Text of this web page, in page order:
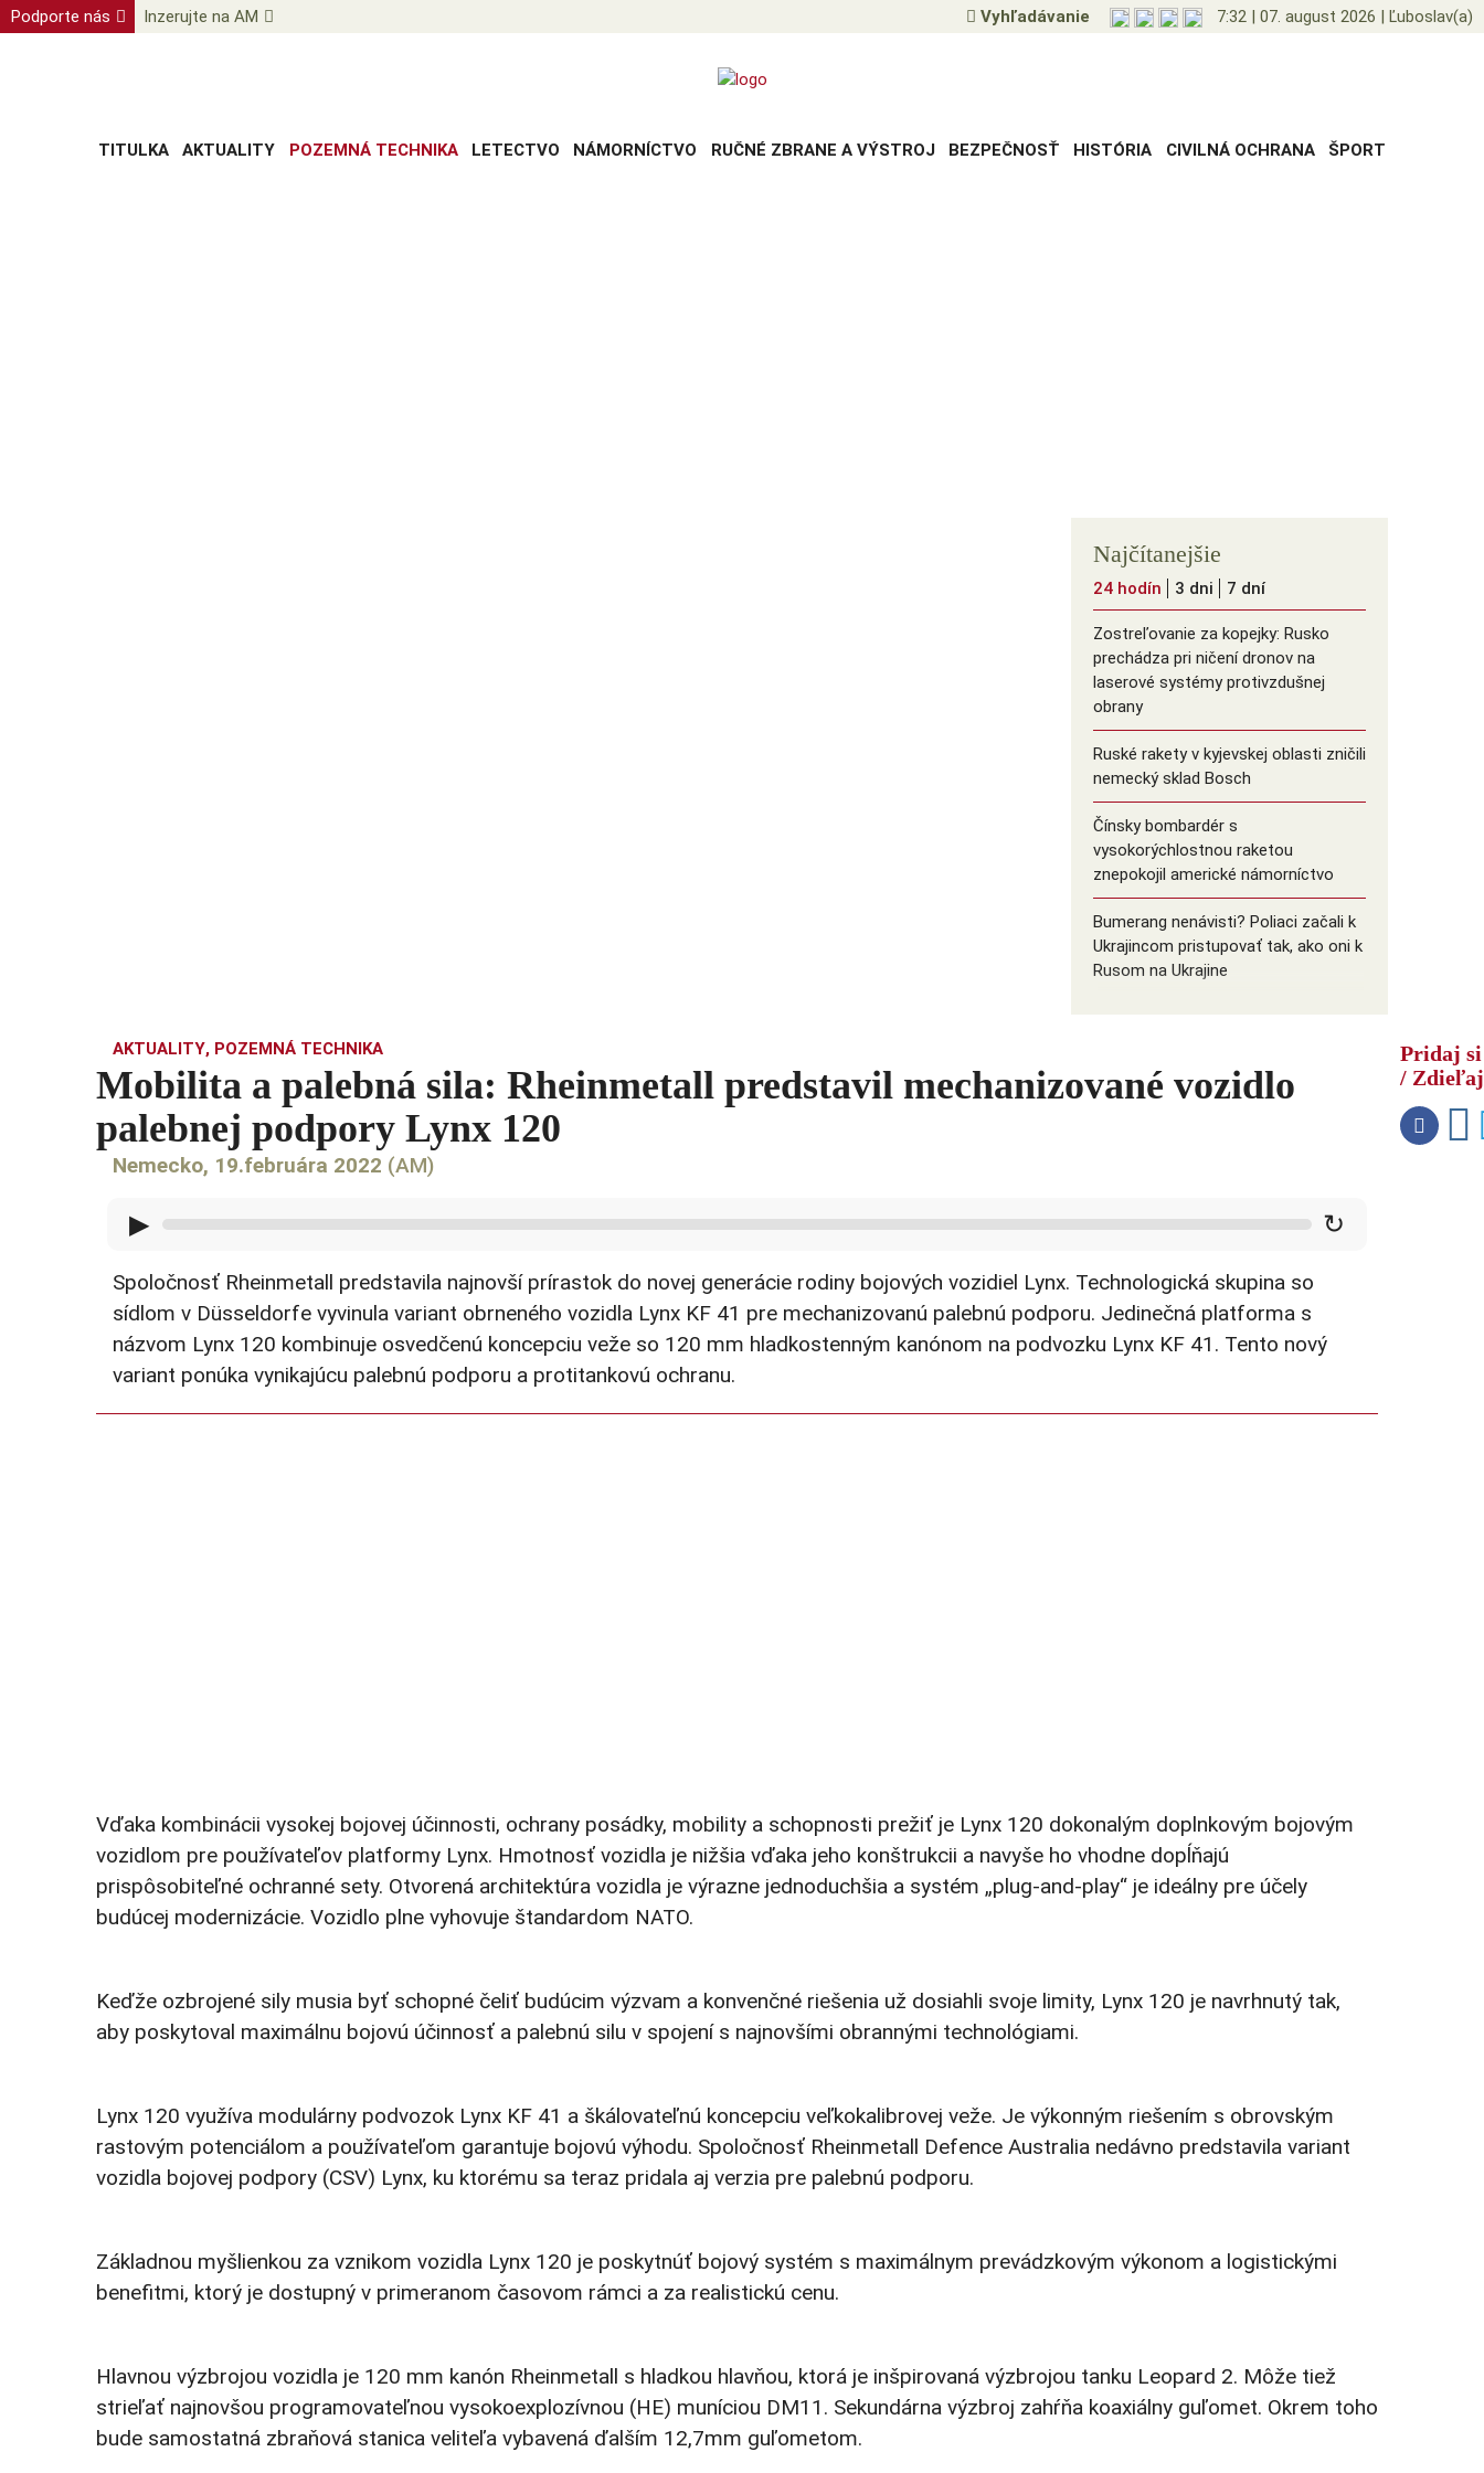
Podporte nás Inzerujte na AM Vyhľadávanie 7:32 | 07. august 2026 | Ľuboslav(a)
TITULKA AKTUALITY POZEMNÁ TECHNIKA LETECTVO NÁMORNÍCTVO RUČNÉ ZBRANE A VÝSTROJ BEZPEČNOSŤ HISTÓRIA CIVILNÁ OCHRANA ŠPORT
Najčítanejšie
24 hodín 3 dni 7 dní
Zostreľovanie za kopejky: Rusko
prechádza pri ničení dronov na
laserové systémy protivzdušnej
obrany
Ruské rakety v kyjevskej oblasti zničili
nemecký sklad Bosch
Čínsky bombardér s
vysokorýchlostnou raketou
znepokojil americké námorníctvo
Bumerang nenávisti? Poliaci začali k
Ukrajincom pristupovať tak, ako oni k
Rusom na Ukrajine
vojakov s raketami
AKTUALITY, POZEMNÁ TECHNIKA
Mobilita a palebná sila: Rheinmetall predstavil mechanizované vozidlo
palebnej podpory Lynx 120
Nemecko, 19.februára 2022 (AM)
▶ ↻
Spoločnosť Rheinmetall predstavila najnovší prírastok do novej generácie rodiny bojových vozidiel Lynx. Technologická skupina so
sídlom v Düsseldorfe vyvinula variant obrneného vozidla Lynx KF 41 pre mechanizovanú palebnú podporu. Jedinečná platforma s
názvom Lynx 120 kombinuje osvedčenú koncepciu veže so 120 mm hladkostenným kanónom na podvozku Lynx KF 41. Tento nový
variant ponúka vynikajúcu palebnú podporu a protitankovú ochranu.
Vďaka kombinácii vysokej bojovej účinnosti, ochrany posádky, mobility a schopnosti prežiť je Lynx 120 dokonalým doplnkovým bojovým
vozidlom pre používateľov platformy Lynx. Hmotnosť vozidla je nižšia vďaka jeho konštrukcii a navyše ho vhodne dopĺňajú
prispôsobiteľné ochranné sety. Otvorená architektúra vozidla je výrazne jednoduchšia a systém „plug-and-play“ je ideálny pre účely
budúcej modernizácie. Vozidlo plne vyhovuje štandardom NATO.
Keďže ozbrojené sily musia byť schopné čeliť budúcim výzvam a konvenčné riešenia už dosiahli svoje limity, Lynx 120 je navrhnutý tak,
aby poskytoval maximálnu bojovú účinnosť a palebnú silu v spojení s najnovšími obrannými technológiami.
Lynx 120 využíva modulárny podvozok Lynx KF 41 a škálovateľnú koncepciu veľkokalibrovej veže. Je výkonným riešením s obrovským
rastovým potenciálom a používateľom garantuje bojovú výhodu. Spoločnosť Rheinmetall Defence Australia nedávno predstavila variant
vozidla bojovej podpory (CSV) Lynx, ku ktorému sa teraz pridala aj verzia pre palebnú podporu.
Základnou myšlienkou za vznikom vozidla Lynx 120 je poskytnúť bojový systém s maximálnym prevádzkovým výkonom a logistickými
benefitmi, ktorý je dostupný v primeranom časovom rámci a za realistickú cenu.
Hlavnou výzbrojou vozidla je 120 mm kanón Rheinmetall s hladkou hlavňou, ktorá je inšpirovaná výzbrojou tanku Leopard 2. Môže tiež
strieľať najnovšou programovateľnou vysokoexplozívnou (HE) muníciou DM11. Sekundárna výzbroj zahŕňa koaxiálny guľomet. Okrem toho
bude samostatná zbraňová stanica veliteľa vybavená ďalším 12,7mm guľometom.
Pridaj si
/ Zdieľaj